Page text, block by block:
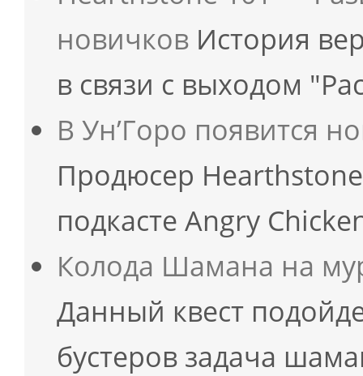
новичков История
в связи с выходом
В Ун’Горо появится
Продюсер
подкасте Angry
Колода Шамана на
Данный квест
бустеров задача